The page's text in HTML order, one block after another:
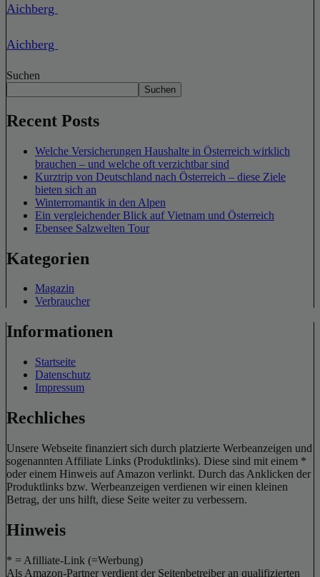
Aichberg
Aichberg
Suchen
Suchen
Recent Posts
Welche Versicherungen Haushalte in Österreich wirklich
brauchen – und welche oft verzichtbar sind
Kurztrip von Deutschland nach Österreich – diese Ziele
bieten sich an
Winterromantik in den Alpen
Ein vergleichender Blick auf Vietnam und Österreich
Ebensee Salzwelten Tour
Kategorien
Magazin
Verbraucher
Informationen
Startseite
Datenschutz
Impressum
Rechliches
Unsere Webseite finanziert sich durch platzierte Werbeanzeigen und
sogenannten Affiliate Links (Produktlinks). Diese sind mit einem *
oder einem Hinweis auf Amazon verlinkt. Durch das Anklicken der
Produktlinks bzw. Werbeanzeigen verdienen wir einen kleinen
Betrag, der uns hilft, diese Seite weiter zu verbessern.
Hinweis
* = Afilliate-Link (=Werbung)
Als Amazon-Partner verdient der Seitenbetreiber an qualifizierten